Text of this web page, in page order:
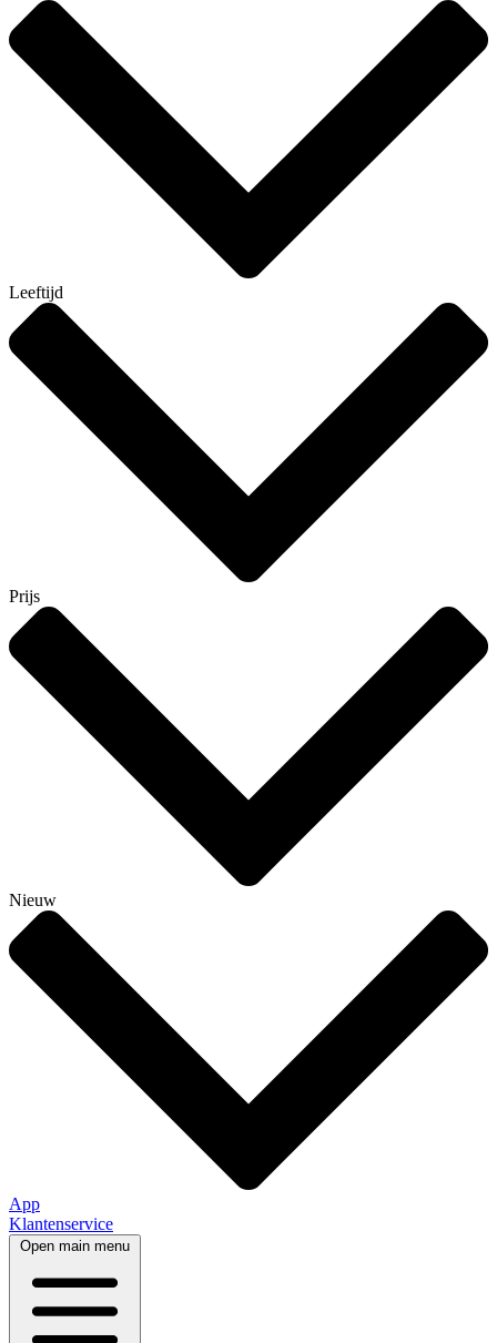
Leeftijd
Prijs
Nieuw
App
Klantenservice
Open main menu